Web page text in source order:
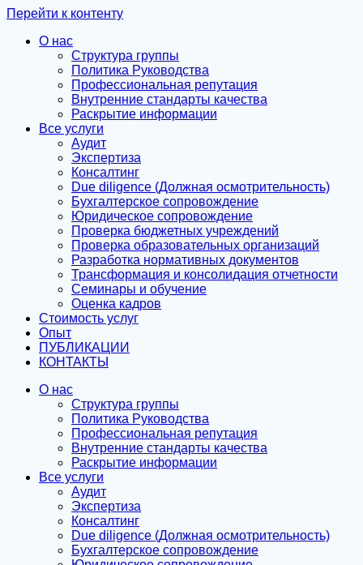
Перейти к контенту
О нас
Структура группы
Политика Руководства
Профессиональная репутация
Внутренние стандарты качества
Раскрытие информации
Все услуги
Аудит
Экспертиза
Консалтинг
Due diligence (Должная осмотрительность)
Бухгалтерское сопровождение
Юридическое сопровождение
Проверка бюджетных учреждений
Проверка образовательных организаций
Разработка нормативных документов
Трансформация и консолидация отчетности
Семинары и обучение
Оценка кадров
Стоимость услуг
Опыт
ПУБЛИКАЦИИ
КОНТАКТЫ
О нас
Структура группы
Политика Руководства
Профессиональная репутация
Внутренние стандарты качества
Раскрытие информации
Все услуги
Аудит
Экспертиза
Консалтинг
Due diligence (Должная осмотрительность)
Бухгалтерское сопровождение